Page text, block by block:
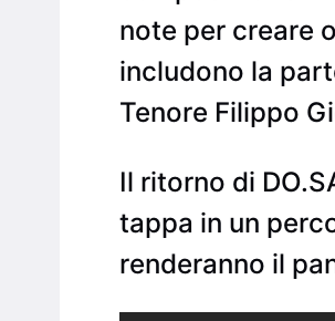
note per creare
includono la
Tenore Filippo
Il ritorno di
tappa in un
renderanno il